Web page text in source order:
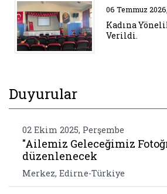
Belgeyi aç:
06 Temmuz
Kadına
Verildi.
Duyurular
02 Ekim 2025, Perşembe
"Ailemiz Geleceğimiz
düzenlenecek
Merkez, Edirne-Türkiye